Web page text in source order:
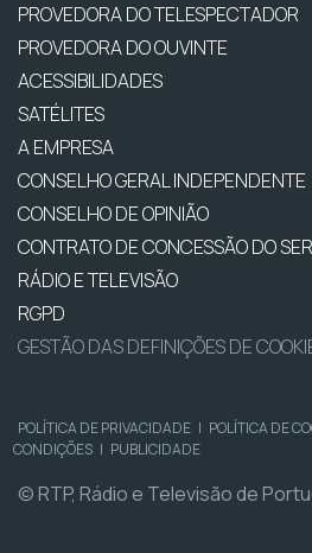
PROVEDORA DO TELESPECTADOR
PROVEDORA DO OUVINTE
ACESSIBILIDADES
SATÉLITES
A EMPRESA
CONSELHO GERAL INDEPENDENTE
CONSELHO DE OPINIÃO
CONTRATO DE CONCESSÃO DO
RÁDIO E TELEVISÃO
RGPD
GESTÃO DAS DEFINIÇÕES DE
POLÍTICA DE PRIVACIDADE | POLÍTICA DE
CONDIÇÕES | PUBLICIDADE
© RTP, Rádio e Televisão de